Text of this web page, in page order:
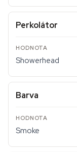
Perkolátor
Showerhead
Barva
Smoke